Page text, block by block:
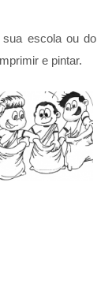
escola ou do
e pintar.